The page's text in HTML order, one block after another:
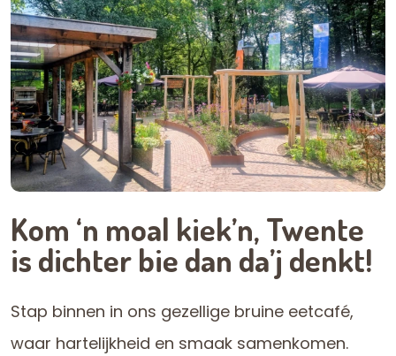
Kom ‘n moal kiek’n, Twente
is dichter bie dan da’j denkt!
Stap binnen in ons gezellige bruine eetcafé,
waar hartelijkheid en smaak samenkomen.